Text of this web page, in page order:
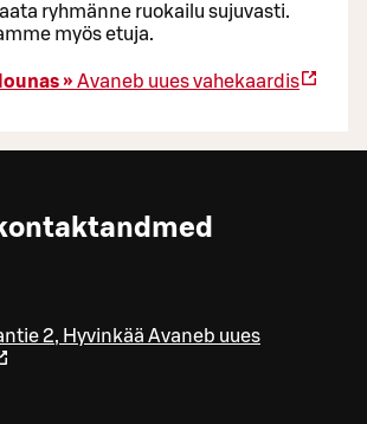
ryhmänne ruokailu sujuvasti.
myös etuja.
» Avaneb uues vahekaardis
2, Hyvinkää Avaneb uues